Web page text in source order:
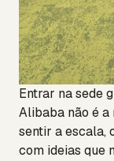
Entrar na sede
Alibaba não é a
sentir a escala,
com ideias que